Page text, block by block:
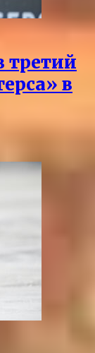
третий
в